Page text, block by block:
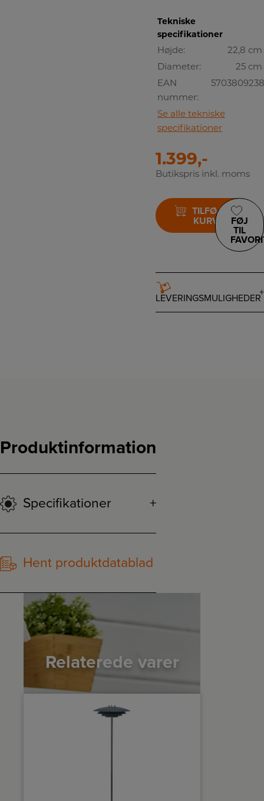
Tekniske
specifikationer
Højde:
22,8 cm
Diameter:
25 cm
EAN
nummer:
Se alle tekniske
specifikationer
1.399,-
Butikspris inkl. moms
TILFØJ TIL
KURV
FØJ
TIL
LEVERINGSMULIGHEDER
Produktinformation
Specifikationer
Hent produktdatablad
Relaterede varer